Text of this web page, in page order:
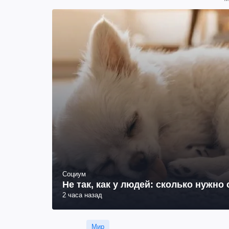
Социум
Не так, как у людей: сколько
2 часа назад
Мир